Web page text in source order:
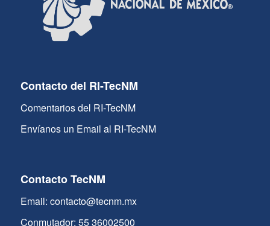
Contacto del RI-TecNM
Comentarios del RI-TecNM
Envíanos un Email al RI-TecNM
Contacto TecNM
Email: contacto@tecnm.mx
Conmutador: 55 36002500